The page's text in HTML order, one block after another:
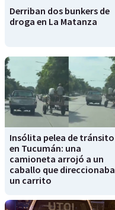
Derriban dos bunkers de
droga en La Matanza
Insólita pelea de tránsito
en Tucumán: una
camioneta arrojó a un
caballo que direccionaba
un carrito